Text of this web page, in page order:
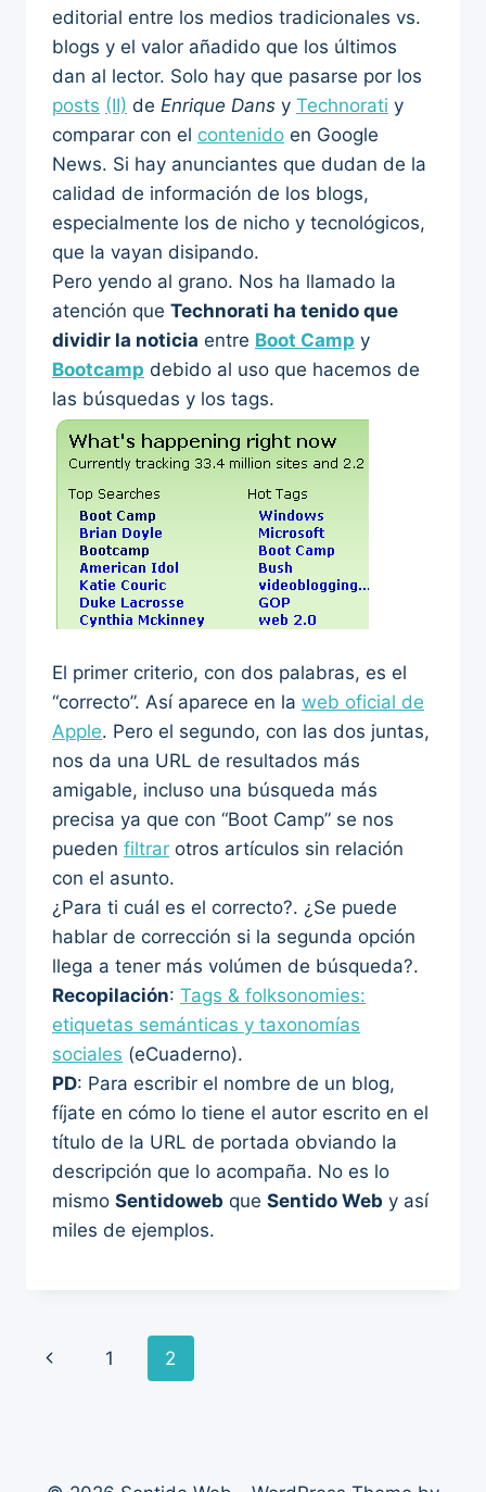
editorial entre los medios tradicionales vs.
blogs y el valor añadido que los últimos
dan al lector. Solo hay que pasarse por los
posts (II) de Enrique Dans y Technorati y
comparar con el contenido en Google
News. Si hay anunciantes que dudan de la
calidad de información de los blogs,
especialmente los de nicho y tecnológicos,
que la vayan disipando.
Pero yendo al grano. Nos ha llamado la
atención que Technorati ha tenido que
dividir la noticia entre Boot Camp y
Bootcamp debido al uso que hacemos de
las búsquedas y los tags.
El primer criterio, con dos palabras, es el
“correcto”. Así aparece en la web oficial de
Apple. Pero el segundo, con las dos juntas,
nos da una URL de resultados más
amigable, incluso una búsqueda más
precisa ya que con “Boot Camp” se nos
pueden filtrar otros artículos sin relación
con el asunto.
¿Para ti cuál es el correcto?. ¿Se puede
hablar de corrección si la segunda opción
llega a tener más volúmen de búsqueda?.
Recopilación: Tags & folksonomies:
etiquetas semánticas y taxonomías
sociales (eCuaderno).
PD: Para escribir el nombre de un blog,
fíjate en cómo lo tiene el autor escrito en el
título de la URL de portada obviando la
descripción que lo acompaña. No es lo
mismo Sentidoweb que Sentido Web y así
miles de ejemplos.
Page
Previous
1 2